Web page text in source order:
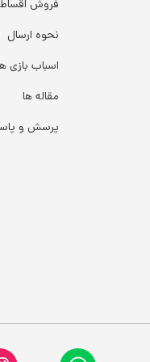
فروش
نحوه ارسال
اسباب بازی
مقاله ها
پرسش و